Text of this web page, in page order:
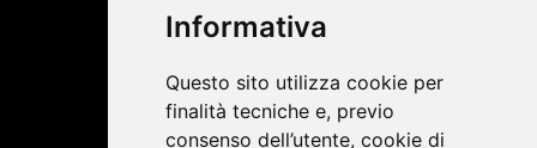
Informativa
Questo sito utilizza cookie per
finalità tecniche e, previo
consenso dell’utente, cookie di
Privacy Policy | Cookie Policy